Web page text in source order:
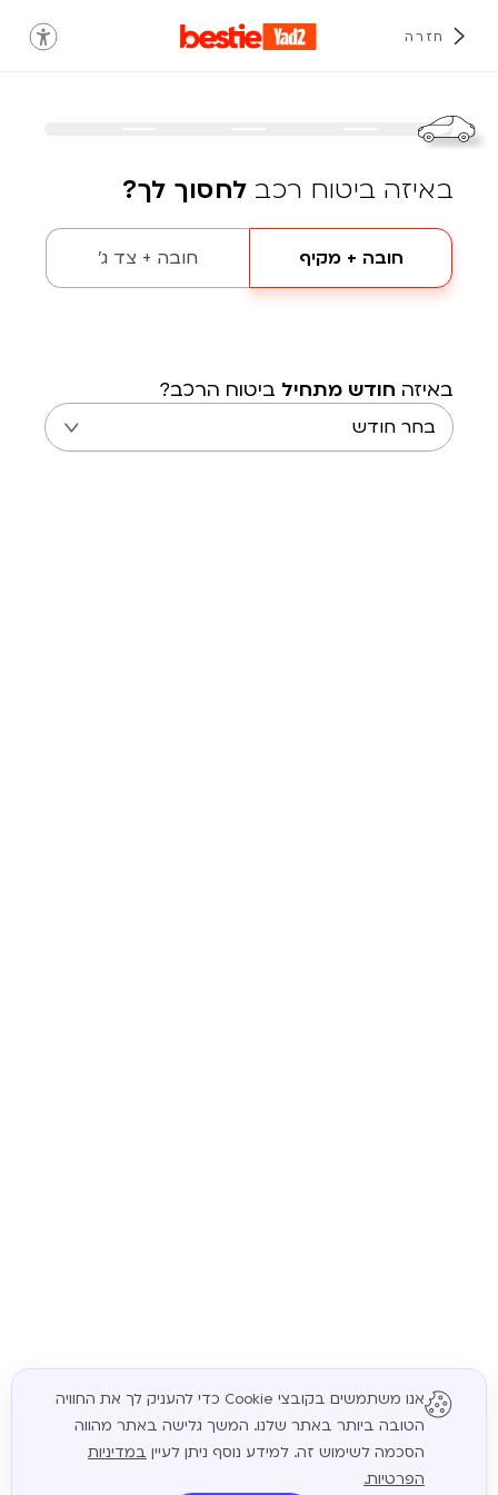
חזרה
באיזה ביטוח רכב לחסוך לך?
חובה + מקיף חובה + צד ג'
באיזה חודש מתחיל ביטוח הרכב?
המשך
אנו משתמשים בקובצי Cookie כדי להעניק לך את החוויה
הטובה ביותר באתר שלנו. המשך גלישה באתר מהווה
הסכמה לשימוש זה. למידע נוסף ניתן לעיין במדיניות
הפרטיות.